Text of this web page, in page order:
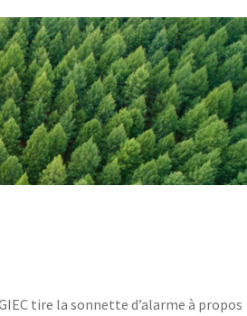
tire la sonnette d’alarme à propos